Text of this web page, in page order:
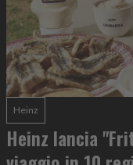
Heinz
Heinz lancia